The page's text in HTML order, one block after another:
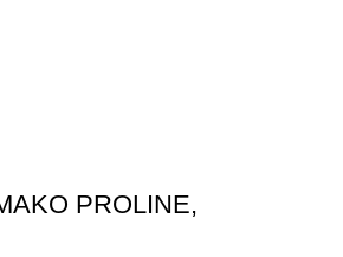
PROLINE,